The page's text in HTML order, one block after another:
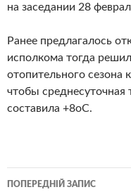
на заседании 28
Ранее предлагалось
исполкома тогда
отопительного сезона
чтобы среднесуточная
составила +8оС.
Навігація
ПОПЕРЕДНІЙ ЗАПИС